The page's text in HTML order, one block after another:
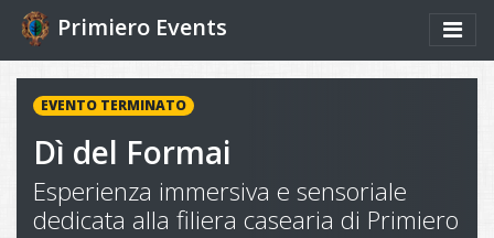
Primiero Events
EVENTO TERMINATO
Dì del Formai
Esperienza immersiva e sensoriale
dedicata alla filiera casearia di Primiero